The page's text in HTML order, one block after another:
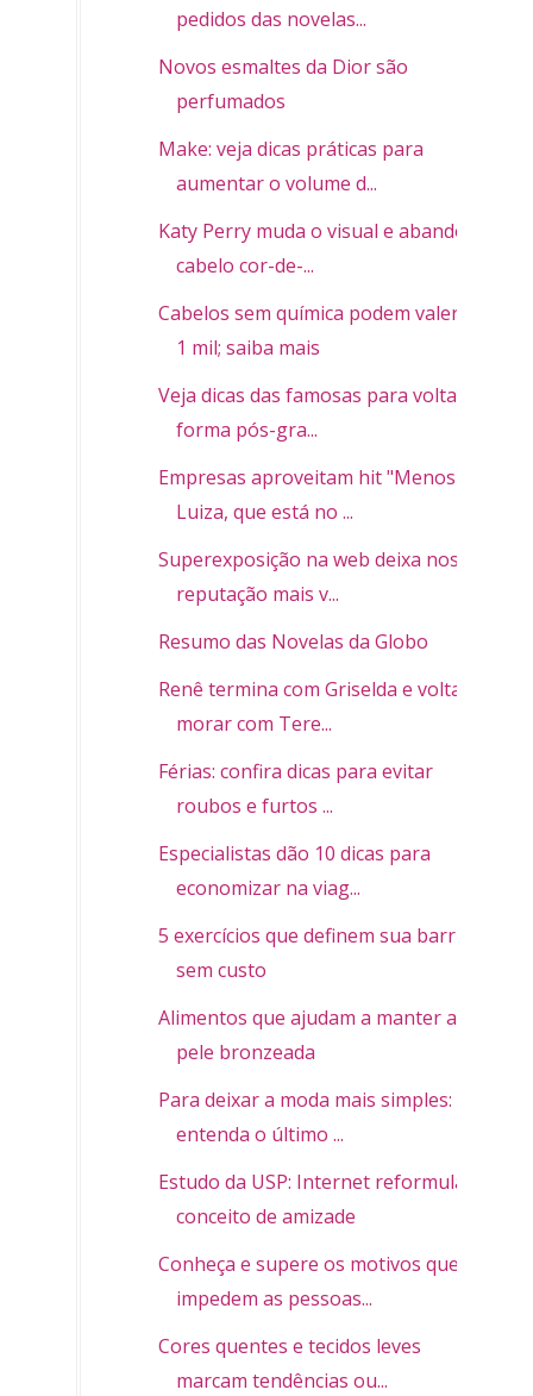
pedidos das novelas...
Novos esmaltes da Dior são
perfumados
Make: veja dicas práticas para
aumentar o volume d...
Katy Perry muda o visual e abandona
cabelo cor-de-...
Cabelos sem química podem valer R$
1 mil; saiba mais
Veja dicas das famosas para voltar à
forma pós-gra...
Empresas aproveitam hit "Menos
Luiza, que está no ...
Superexposição na web deixa nossa
reputação mais v...
Resumo das Novelas da Globo
Renê termina com Griselda e volta a
morar com Tere...
Férias: confira dicas para evitar
roubos e furtos ...
Especialistas dão 10 dicas para
economizar na viag...
5 exercícios que definem sua barriga
sem custo
Alimentos que ajudam a manter a
pele bronzeada
Para deixar a moda mais simples:
entenda o último ...
Estudo da USP: Internet reformula
conceito de amizade
Conheça e supere os motivos que
impedem as pessoas...
Cores quentes e tecidos leves
marcam tendências ou...